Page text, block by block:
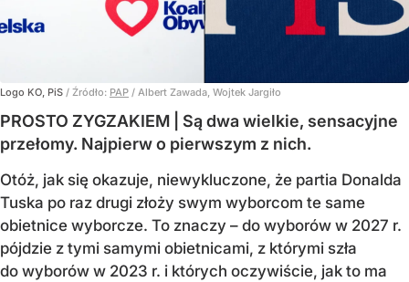
Logo KO, PiS / Źródło: PAP / Albert Zawada, Wojtek Jargiło
PROSTO ZYGZAKIEM | Są dwa wielkie, sensacyjne
przełomy. Najpierw o pierwszym z nich.
Otóż, jak się okazuje, niewykluczone, że partia Donalda
Tuska po raz drugi złoży swym wyborcom te same
obietnice wyborcze. To znaczy – do wyborów w 2027 r.
pójdzie z tymi samymi obietnicami, z którymi szła
do wyborów w 2023 r. i których oczywiście, jak to ma